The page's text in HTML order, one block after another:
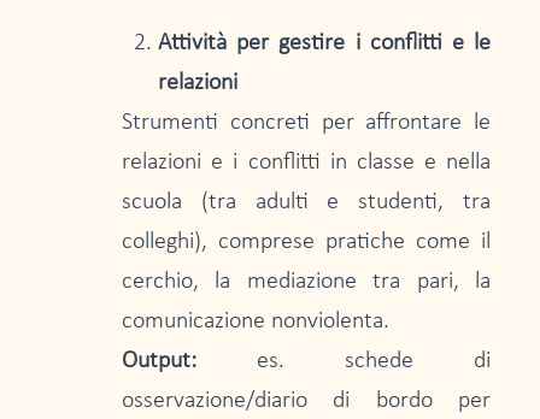
Attività per gestire i conflitti e le
relazioni
Strumenti concreti per affrontare le
relazioni e i conflitti in classe e nella
scuola (tra adulti e studenti, tra
colleghi), comprese pratiche come il
cerchio, la mediazione tra pari, la
comunicazione nonviolenta.
Output: es. schede di
osservazione/diario di bordo per